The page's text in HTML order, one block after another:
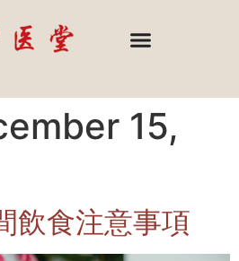
15,
飲食注意事項